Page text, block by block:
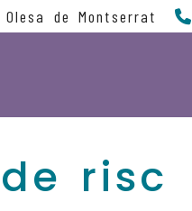
Olesa de Montserrat
risc